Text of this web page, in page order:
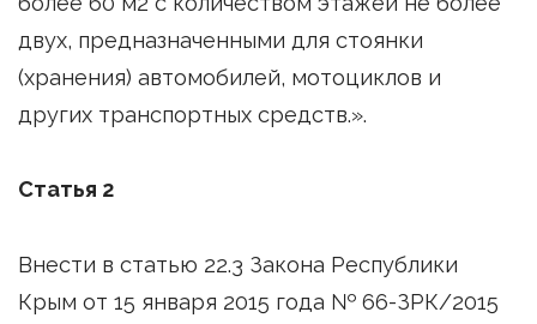
двух, предназначенными для стоянки
(хранения) автомобилей, мотоциклов и
других транспортных средств.».
Статья 2
Внести в статью 22.3 Закона Республики
Крым от 15 января 2015 года № 66-ЗРК/2015